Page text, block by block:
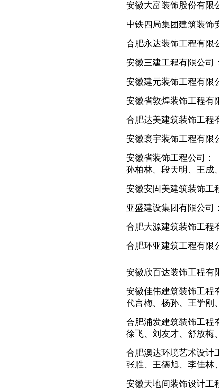
安徽大富装饰股份有限
中铁四局集团建筑装饰
合肥永达装饰工程有限
安徽三建工程有限公司
安徽建元装饰工程有限
安徽省敦煌装饰工程有
合肥达美建筑装饰工程
安徽寰宇装饰工程有限
安徽省装饰工程公司：
孙柏林、段天明、王成
安徽安固美建筑装饰工
亚盛建设集团有限公司
合肥大源建筑装饰工程
合肥环亚建筑工程有限
安徽欣百达装饰工程有
安徽佳伟建筑装饰工程
代言梅、杨孙、王学刚
合肥浦发建筑装饰工程
徐飞、刘友才、舒放梅
合肥澳达环境艺术设计
张胜、王德旭、李佳林
安徽天地间装饰设计工